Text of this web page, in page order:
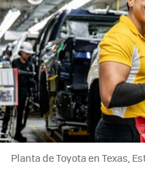
Planta de Toyota en Texas,